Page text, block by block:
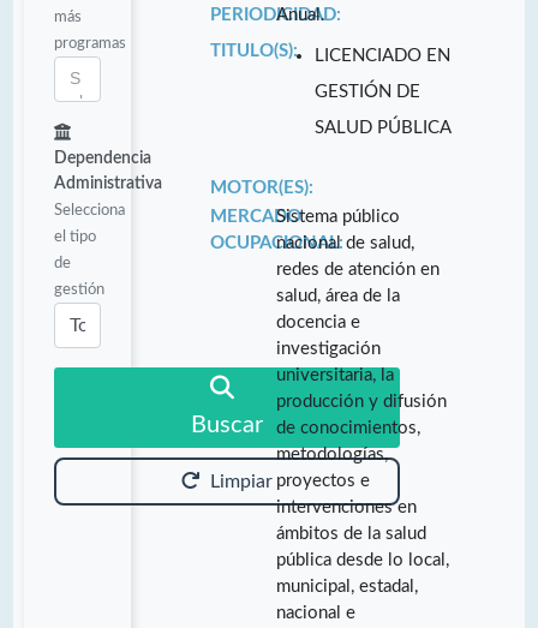
más
programas
Dependencia
Administrativa
Selecciona
el tipo
de
gestión
Buscar
Limpiar
PERIODICIDAD:
Anual.
TITULO(S):
LICENCIADO EN
GESTIÓN DE
SALUD PÚBLICA
MOTOR(ES):
MERCADO
OCUPACIONAL:
Sistema público
nacional de salud,
redes de atención en
salud, área de la
docencia e
investigación
universitaria, la
producción y difusión
de conocimientos,
metodologías,
proyectos e
intervenciones en
ámbitos de la salud
pública desde lo local,
municipal, estadal,
nacional e